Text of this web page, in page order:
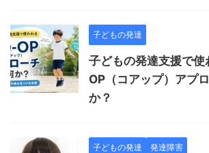
子どもの発達
子どもの発達支援で
OP（コアップ）アプ
か？
子どもの発達 発達障害